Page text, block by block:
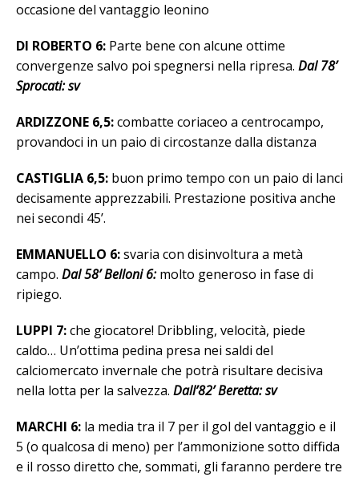
occasione del vantaggio leonino
DI ROBERTO 6: Parte bene con alcune ottime
convergenze salvo poi spegnersi nella ripresa. Dal 78’
Sprocati: sv
ARDIZZONE 6,5:combatte coriaceo a centrocampo,
provandoci in un paio di circostanze dalla distanza
CASTIGLIA 6,5: buon primo tempo con un paio di lanci
decisamente apprezzabili. Prestazione positiva anche
nei secondi 45’.
EMMANUELLO 6:svaria con disinvoltura a metà
campo. Dal 58’ Belloni 6:molto generoso in fase di
ripiego.
LUPPI 7:che giocatore! Dribbling, velocità, piede
caldo… Un’ottima pedina presa nei saldi del
calciomercato invernale che potrà risultare decisiva
nella lotta per la salvezza. Dall’82’ Beretta: sv
MARCHI 6: la media tra il 7 per il gol del vantaggio e il
5 (o qualcosa di meno) per l’ammonizione sotto diffida
e il rosso diretto che, sommati, gli faranno perdere tre